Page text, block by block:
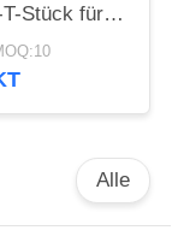
Stück für
in
Alle